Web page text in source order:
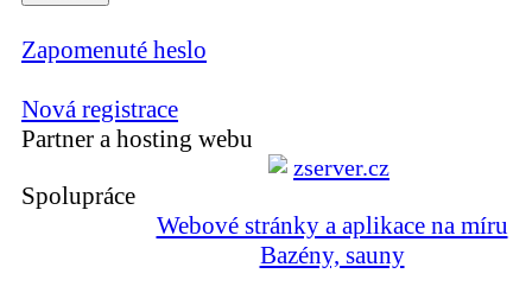
Zapomenuté heslo
Nová registrace
Partner a hosting webu
Spolupráce
Webové stránky a aplikace na míru
Bazény, sauny